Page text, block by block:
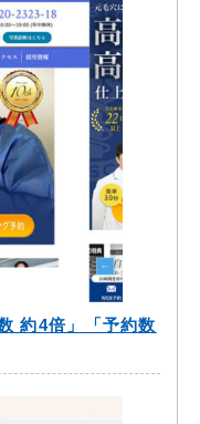
約4倍」「予約数